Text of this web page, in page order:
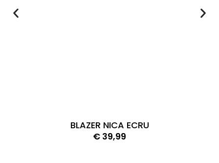
BLAZER NICA ECRU
€ 39,99